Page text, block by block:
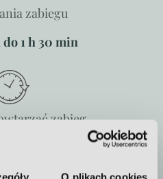
O plikach cookies
zabiegu
1 h 30 min
zabieg
jednorazowo
serii